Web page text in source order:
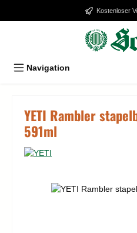
Zum Hauptinhalt springenKostenloser
Navigation
YETI Rambler
591ml
Bildergalerie überspringen